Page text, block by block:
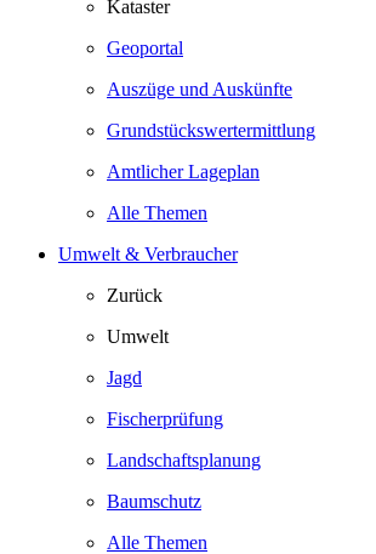
Kataster
Geoportal
Auszüge und Auskünfte
Grundstückswertermittlung
Amtlicher Lageplan
Alle Themen
Umwelt & Verbraucher
Zurück
Umwelt
Jagd
Fischerprüfung
Landschaftsplanung
Baumschutz
Alle Themen